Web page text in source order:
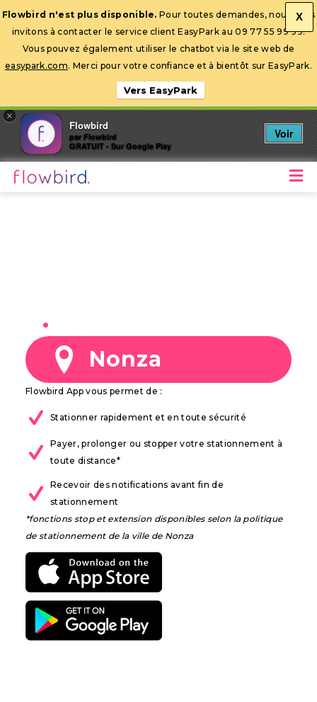
Ouvrir la barre d’outils
X
Flowbird n'est plus disponible. Pour toutes demandes, nous vous
invitons à contacter le service client EasyPark au 09 77 55 99 99.
Vous pouvez également utiliser le chatbot via le site web de
easypark.com. Merci pour votre confiance et à bientôt sur EasyPark.
Vers EasyPark
×
Flowbird
par Flowbird
GRATUIT - Sur Google Play
Voir
Nonza
Flowbird App vous permet de :
Stationner rapidement et en toute sécurité
Payer, prolonger ou stopper votre stationnement à
toute distance*
Recevoir des notifications avant fin de
stationnement
*fonctions stop et extension disponibles selon la politique
de stationnement de la ville de Nonza